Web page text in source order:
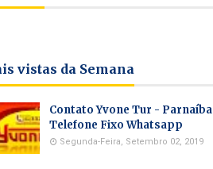
vistas da Semana
Contato Yvone Tur - Parnaíba |
Telefone Fixo Whatsapp
Segunda-Feira, Setembro 02, 2019